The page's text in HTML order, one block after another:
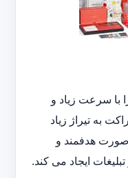
با سرعت زیاد و
به تیراژ زیاد
هدفمند و
ایجاد می کند.